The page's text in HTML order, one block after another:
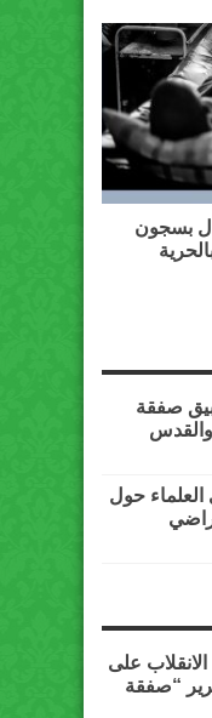
بسجون
صفقة
حول
على
“صفقة